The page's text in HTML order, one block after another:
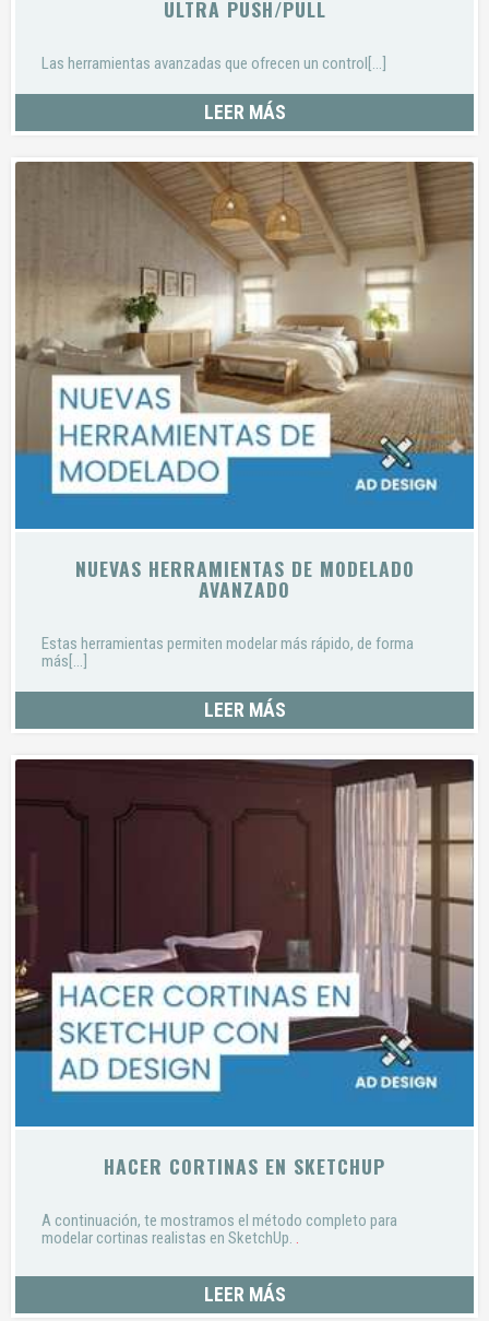
ULTRA PUSH/PULL
Las herramientas avanzadas que ofrecen un control[...]
LEER MÁS
NUEVAS HERRAMIENTAS DE MODELADO
AVANZADO
Estas herramientas permiten modelar más rápido, de forma
más[...]
LEER MÁS
HACER CORTINAS EN SKETCHUP
A continuación, te mostramos el método completo para
modelar cortinas realistas en SketchUp. .
LEER MÁS